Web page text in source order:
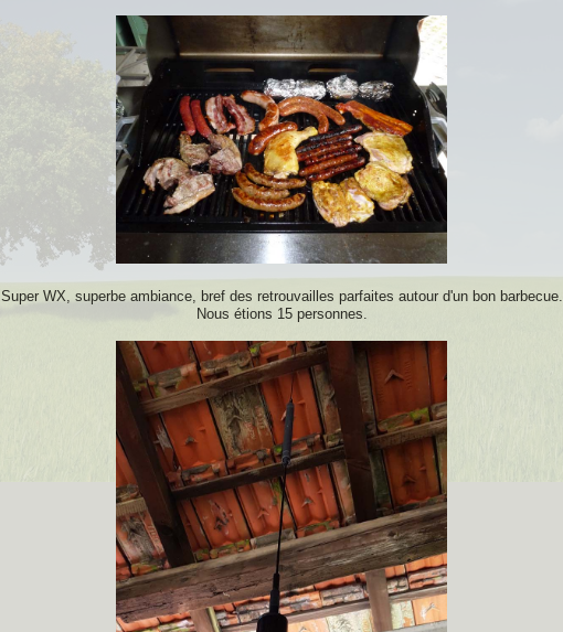
Super WX, superbe ambiance, bref des retrouvailles parfaites autour d'un bon barbecue.
Nous étions 15 personnes.